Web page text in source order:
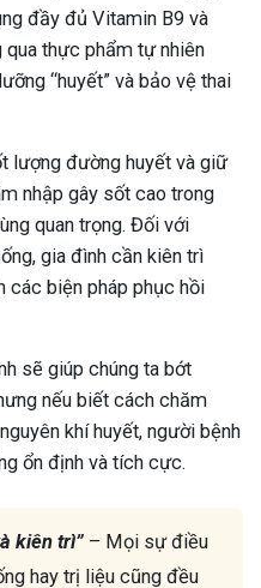
đầy đủ Vitamin B9 và
thực phẩm tự nhiên
“huyết” và bảo vệ thai
lượng đường huyết và giữ
nhập gây sốt cao trong
quan trọng. Đối với
gia đình cần kiên trì
các biện pháp phục hồi
sẽ giúp chúng ta bớt
nếu biết cách chăm
khí huyết, người bệnh
ổn định và tích cực.
kiên trì” – Mọi sự điều
hay trị liệu cũng đều